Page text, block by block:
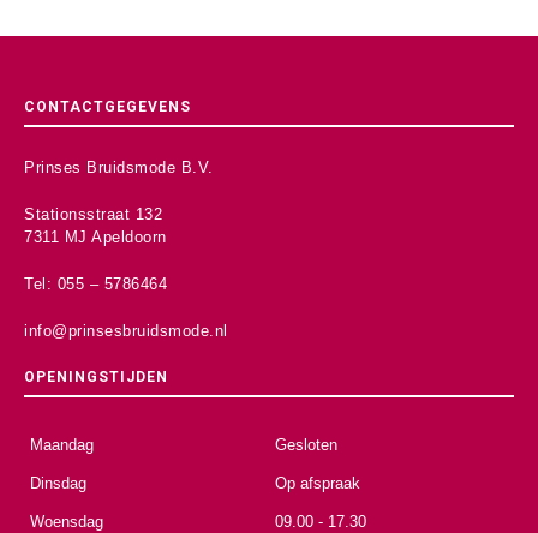
CONTACTGEGEVENS
Prinses Bruidsmode B.V.
Stationsstraat 132
7311 MJ Apeldoorn
Tel: 055 – 5786464
info@prinsesbruidsmode.nl
OPENINGSTIJDEN
Maandag Gesloten
Dinsdag Op afspraak
Woensdag 09.00 - 17.30